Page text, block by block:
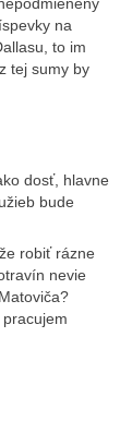
na
to im
tej sumy by
dosť, hlavne
bude
robiť rázne
nevie